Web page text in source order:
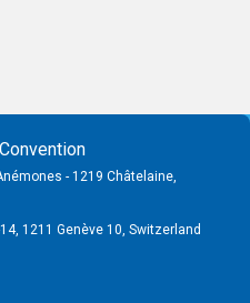
- 1219 Châtelaine,
1211 Genève 10, Switzerland